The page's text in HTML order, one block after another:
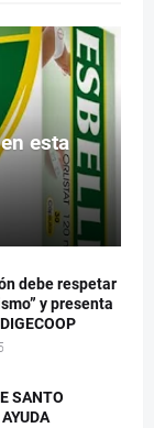
esta
debe respetar
y presenta
SANTO